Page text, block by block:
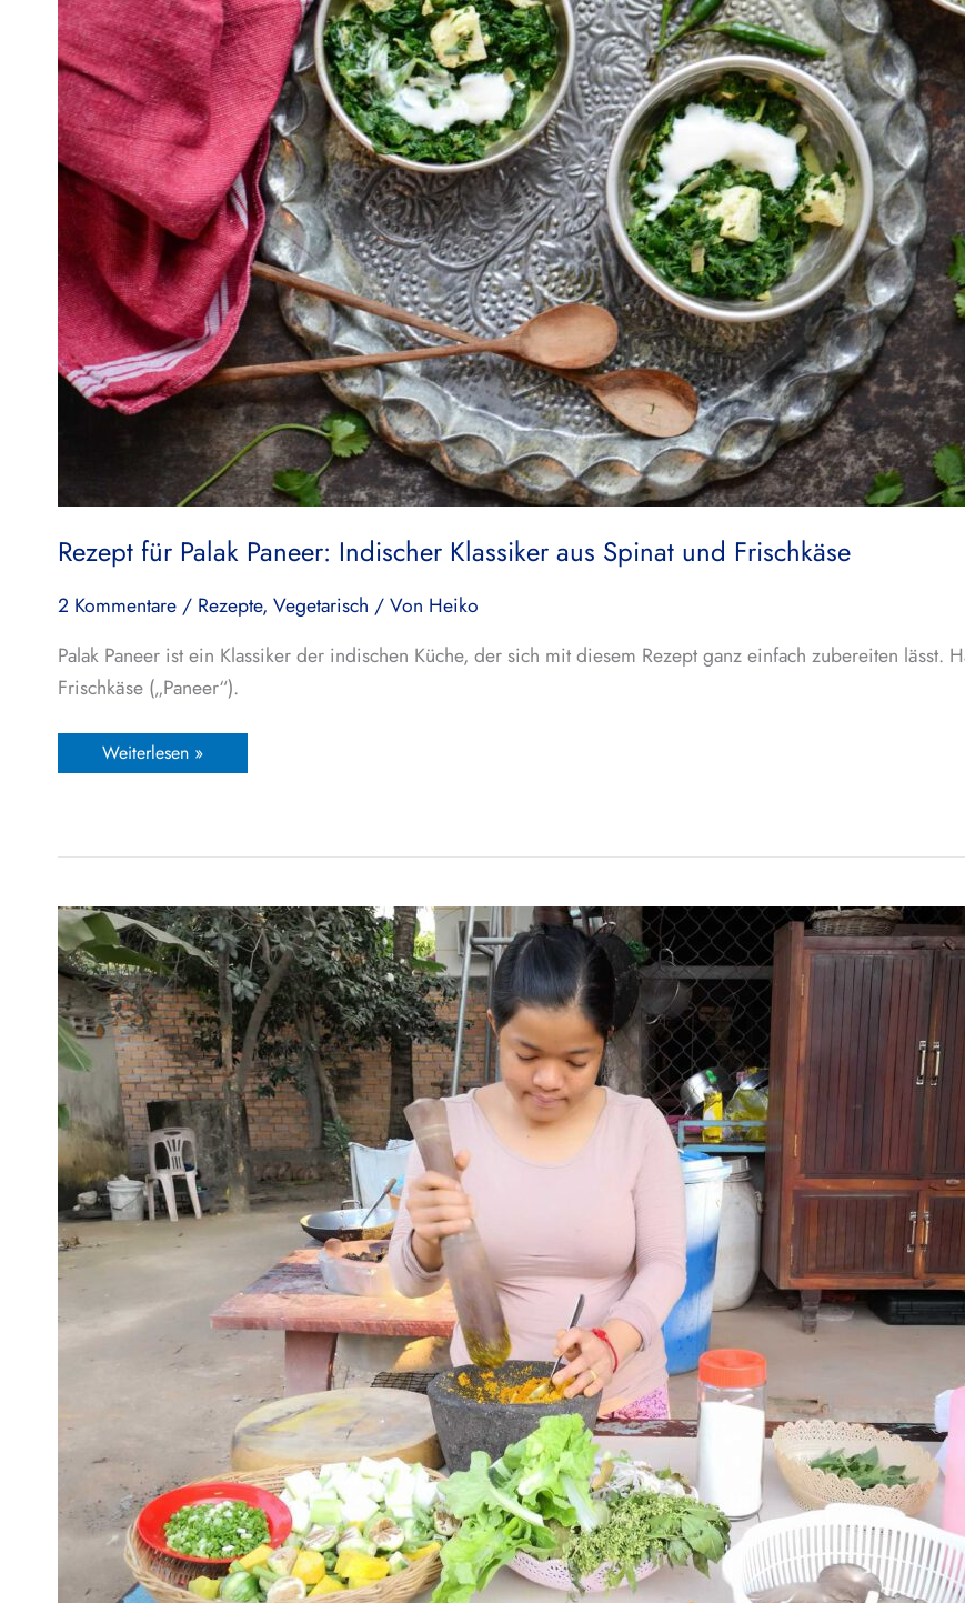
Rezept für Palak Paneer: Indischer Klassiker aus Spinat und Frischkäse
2 Kommentare/ Rezepte, Vegetarisch / Von Heiko
Palak Paneer ist ein Klassiker der indischen Küche, der sich mit diesem Rezept ganz einfach zubereiten lässt.
Frischkäse („Paneer“).
Weiterlesen »
Dine
With
The
Locals
in
Kambodscha:
Vegetarisch
Essen
mit
Familienanschluss